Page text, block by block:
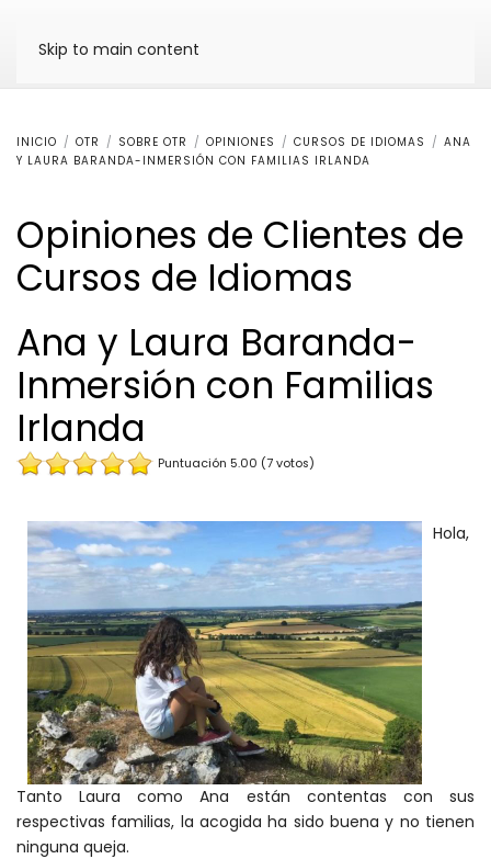
Skip to main content
INICIO OTR SOBRE OTR OPINIONES CURSOS DE IDIOMAS
ANA
Y LAURA BARANDA-INMERSIÓN CON FAMILIAS IRLANDA
Opiniones de Clientes de
Cursos de Idiomas
Ana y Laura Baranda-
Inmersión con Familias
Irlanda
Puntuación 5.00 (7 votos)
Hola,
Tanto Laura como Ana están contentas con sus
respectivas familias, la acogida ha sido buena y no tienen
ninguna queja.